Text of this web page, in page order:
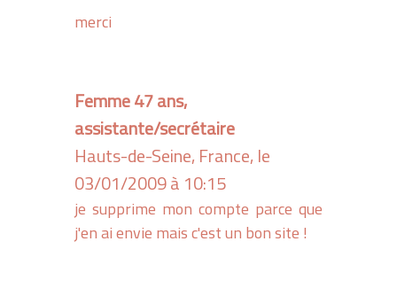
merci
Femme 47 ans,
assistante/secrétaire
Hauts-de-Seine, France, le
03/01/2009 à 10:15
je supprime mon compte parce que
j'en ai envie mais c'est un bon site !